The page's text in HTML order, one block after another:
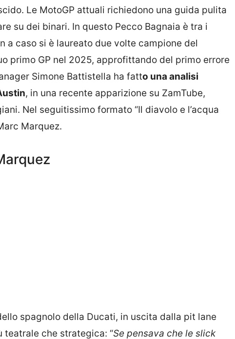
Le MotoGP attuali richiedono una guida pulita
su dei binari. In questo Pecco Bagnaia è tra i
a caso si è laureato due volte campione del
primo GP nel 2025, approfittando del primo errore
Simone Battistella ha fatto una analisi
, in una recente apparizione su ZamTube,
Nel seguitissimo formato “Il diavolo e l’acqua
Marquez.
spagnolo della Ducati, in uscita dalla pit lane
teatrale che strategica: “Se pensava che le slick